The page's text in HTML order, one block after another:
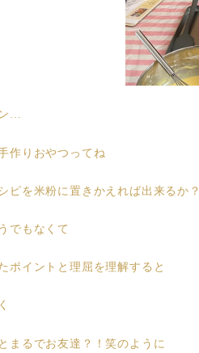
…
作りおやつってね
ピを米粉に置きかえれば出来るか？
でもなくて
ポイントと理屈を理解すると
まるでお友達？！笑のように